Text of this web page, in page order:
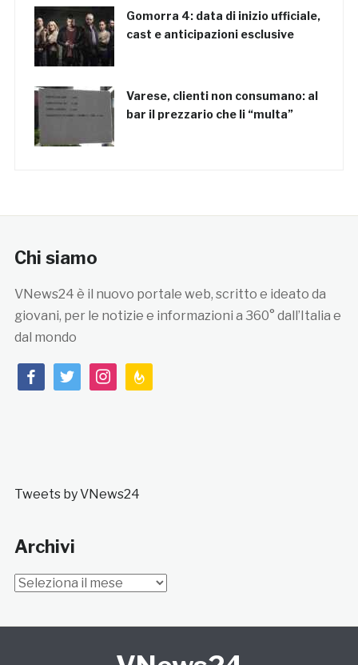
Gomorra 4: data di inizio ufficiale,
cast e anticipazioni esclusive
Varese, clienti non consumano: al
bar il prezzario che li “multa”
Chi siamo
VNews24 è il nuovo portale web, scritto e ideato da
giovani, per le notizie e informazioni a 360° dall’Italia e
dal mondo
facebooktwitterinstagramfeedburner
Tweets by VNews24
Archivi
Archivi